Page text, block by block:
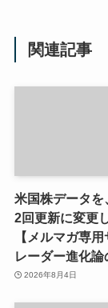
関連記事
米国株データを
2回更新に変更
【メルマガ専
レーダー進化論
2026年8月4日